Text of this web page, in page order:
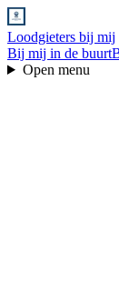
Loodgieters bij mij
Bij mij in de buurt
Open menu